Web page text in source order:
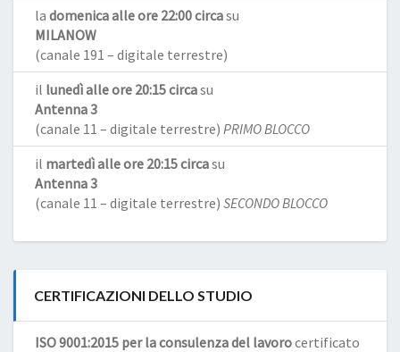
la domenica alle ore 22:00 circasu
MILANOW
(canale 191 – digitale terrestre)
il lunedì alle ore 20:15 circasu
Antenna 3
(canale 11 – digitale terrestre) PRIMO BLOCCO
il martedì alle ore 20:15 circasu
Antenna 3
(canale 11 – digitale terrestre) SECONDO BLOCCO
CERTIFICAZIONI DELLO STUDIO
ISO 9001:2015 per la consulenza del lavorocertificato